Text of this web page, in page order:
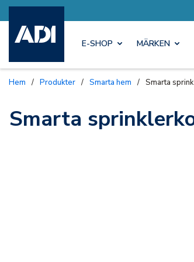
E-SHOP MÄRKEN
Hem / Produkter / Smarta hem / Smarta
Smarta